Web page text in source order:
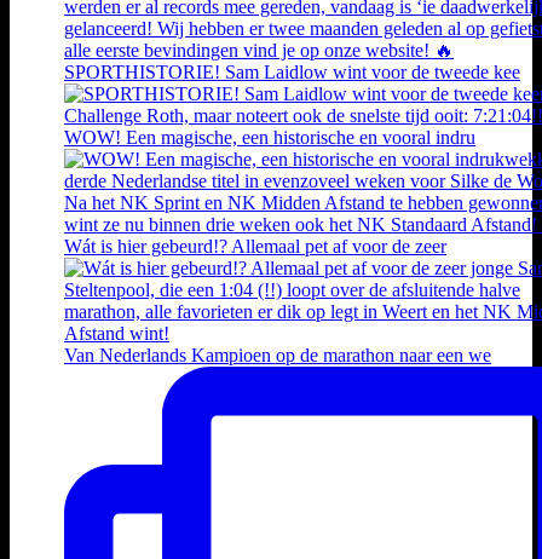
SPORTHISTORIE! Sam Laidlow wint voor de tweede kee
WOW! Een magische, een historische en vooral indru
Wát is hier gebeurd!? Allemaal pet af voor de zeer
Van Nederlands Kampioen op de marathon naar een we